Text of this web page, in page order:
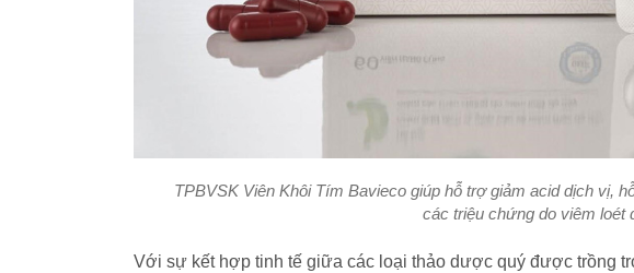
TPBVSK Viên Khôi Tím Bavieco giúp hỗ trợ giảm acid dịch vị,
các triệu chứng do viêm loét
Với sự kết hợp tinh tế giữa các loại thảo dược quý được trồng